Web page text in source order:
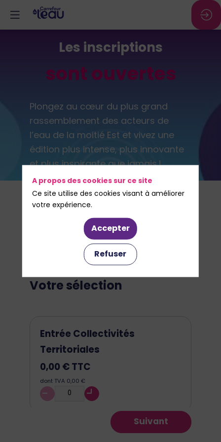
Les inscriptions
sont ouvertes
Plongez au cœur du plus grand
rassemblement des acteurs de
l’eau de la moitié Est et vivez une
édition plus intense, plus innovante
et plus inspirante que jamais !
Sélection 2 3
Votre sélection
Entrée Collectivités
Territoriales
0,00 €TTC
dont TVA 0,00 €
Entrée Autres Services
Suivant
A propos des cookies sur ce site
Ce site utilise des cookies visant à améliorer
votre expérience.
Accepter
Refuser